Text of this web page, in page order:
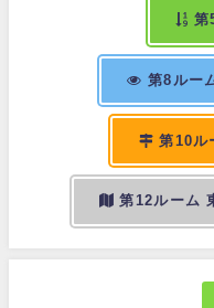
第
第8ルー
第10ル
第12ルーム